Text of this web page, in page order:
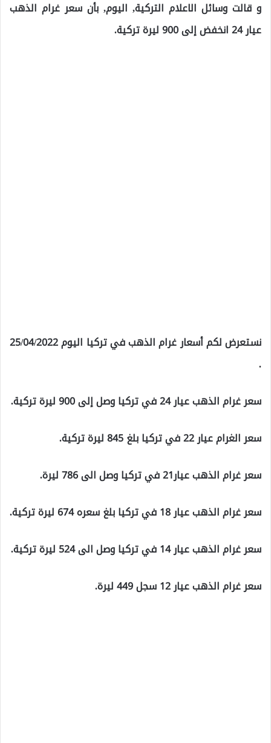
و قالت وسائل الاعلام التركية, اليوم, بأن سعر غرام الذهب
عيار 24 انخفض إلى 900 ليرة تركية.
نستعرض لكم أسعار غرام الذهب في تركيا اليوم 25/04/2022
.
سعر غرام الذهب عيار 24 في تركيا وصل إلى 900 ليرة تركية.
سعر الغرام عيار 22 في تركيا بلغ 845 ليرة تركية.
سعر غرام الذهب عيار21 في تركيا وصل الى 786 ليرة.
سعر غرام الذهب عيار 18 في تركيا بلغ سعره 674 ليرة تركية.
سعر غرام الذهب عيار 14 في تركيا وصل الى 524 ليرة تركية.
سعر غرام الذهب عيار 12 سجل 449 ليرة.